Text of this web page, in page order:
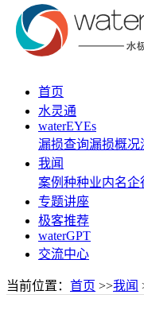
首页
水灵通
waterEYEs
漏损查询漏损概况
我闻
案例种种业内名企
专题讲座
极客推荐
waterGPT
交流中心
当前位置： 首页 >>我闻